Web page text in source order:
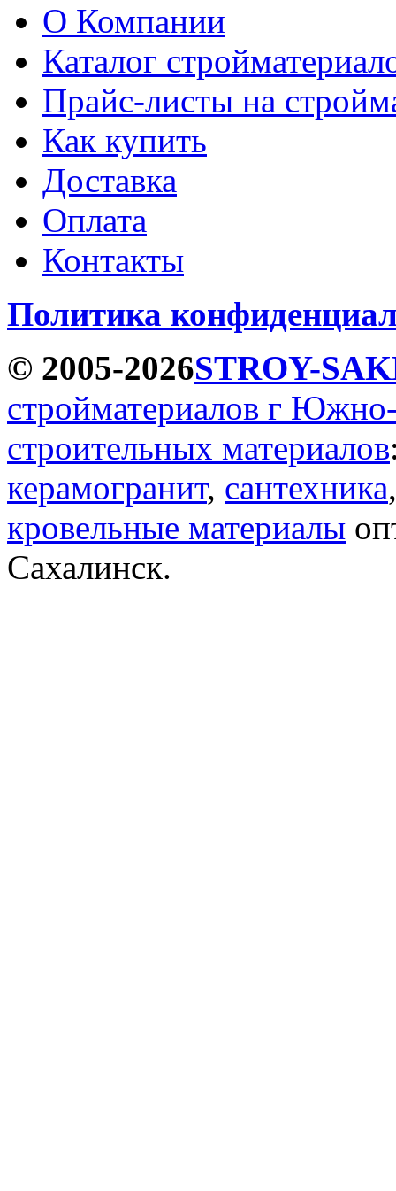
О Компании
Каталог
Прайс-листы на
Как купить
Доставка
Оплата
Контакты
Политика
© 2005-2026STROY-
стройматериалов г
строительных материалов
керамогранит, сантехника
кровельные материалы
Сахалинск.